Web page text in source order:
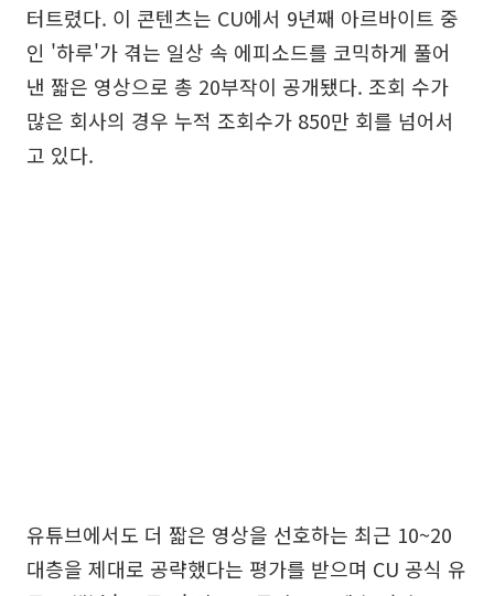
터트렸다. 이 콘텐츠는 CU에서 9년째 아르바이트 중
인 '하루'가 겪는 일상 속 에피소드를 코믹하게 풀어
낸 짧은 영상으로 총 20부작이 공개됐다. 조회 수가
많은 회사의 경우 누적 조회수가 850만 회를 넘어서
고 있다.
유튜브에서도 더 짧은 영상을 선호하는 최근 10~20
대층을 제대로 공략했다는 평가를 받으며 CU 공식 유